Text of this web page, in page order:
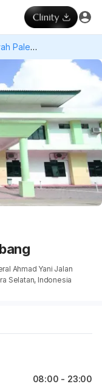
RS Muhammadiyah Palembang
Ahmad Yani Jalan
Selatan, Indonesia
08:00 - 23:00